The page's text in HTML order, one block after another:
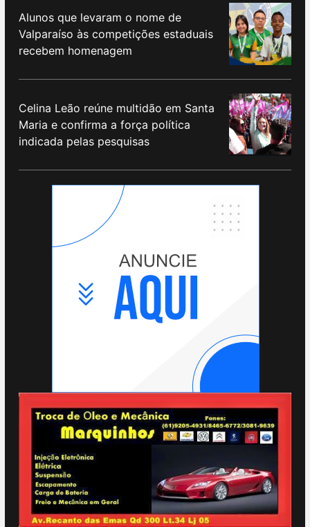
Alunos que levaram o nome de
Valparaíso às competições estaduais
recebem homenagem
Celina Leão reúne multidão em Santa
Maria e confirma a força política
indicada pelas pesquisas